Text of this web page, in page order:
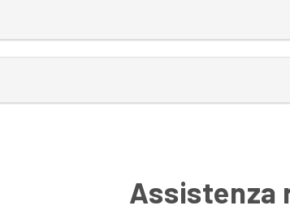
Assistenza